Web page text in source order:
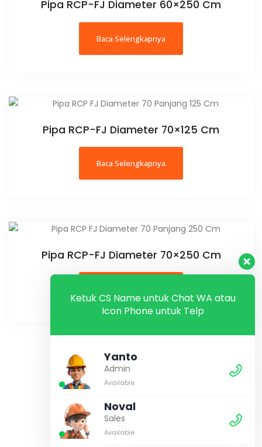
Pipa RCP-FJ Diameter 60×250 Cm
Baca Selengkapnya
Pipa RCP-FJ Diameter 70×125 Cm
Baca Selengkapnya
Pipa RCP-FJ Diameter 70×250 Cm
2
Ketuk CS Name untuk Chat WA atau
Icon Phone untuk Telp
Yanto
Admin
Available
Noval
Sales
Available